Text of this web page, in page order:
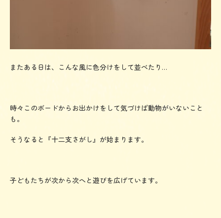
またある日は、こんな風に色分けをして並べたり…
時々このボードからお出かけをして気づけば動物がいないこと
も。
そうなると『十二支さがし』が始まります。
子どもたちが次から次へと遊びを広げています。